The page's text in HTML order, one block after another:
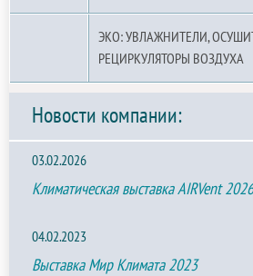
ЭКО: УВЛАЖНИТЕЛИ,
РЕЦИРКУЛЯТОРЫ ВОЗДУХА
Новости компании:
03.02.2026
Климатическая выставка AIRVent 2026
04.02.2023
Выставка Мир Климата 2023